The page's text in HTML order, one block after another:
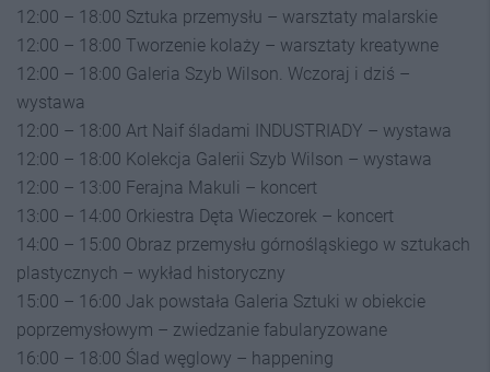
12:00 – 18:00 Sztuka przemysłu – warsztaty malarskie
12:00 – 18:00 Tworzenie kolaży – warsztaty kreatywne
12:00 – 18:00 Galeria Szyb Wilson. Wczoraj i dziś –
wystawa
12:00 – 18:00 Art Naif śladami INDUSTRIADY – wystawa
12:00 – 18:00 Kolekcja Galerii Szyb Wilson – wystawa
12:00 – 13:00 Ferajna Makuli – koncert
13:00 – 14:00 Orkiestra Dęta Wieczorek – koncert
14:00 – 15:00 Obraz przemysłu górnośląskiego w sztukach
plastycznych – wykład historyczny
15:00 – 16:00 Jak powstała Galeria Sztuki w obiekcie
poprzemysłowym – zwiedzanie fabularyzowane
16:00 – 18:00 Ślad węglowy – happening